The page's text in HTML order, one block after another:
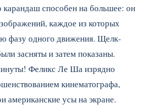
карандаш способен на большее: он
каждое из которых
фазу одного движения. Щелк-
засняты и затем показаны.
Феликс Ле Ша изрядно
кинематографа,
американские усы на экране.